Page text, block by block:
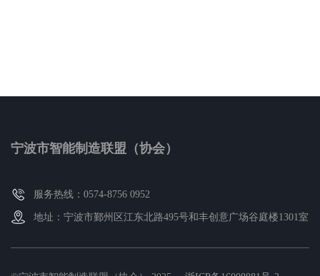
宁波市智能制造联盟（协会）
服务热线：0574-8756 0952
地址：宁波市鄞州区江东北路495号和丰创意广场谷庭楼1301室